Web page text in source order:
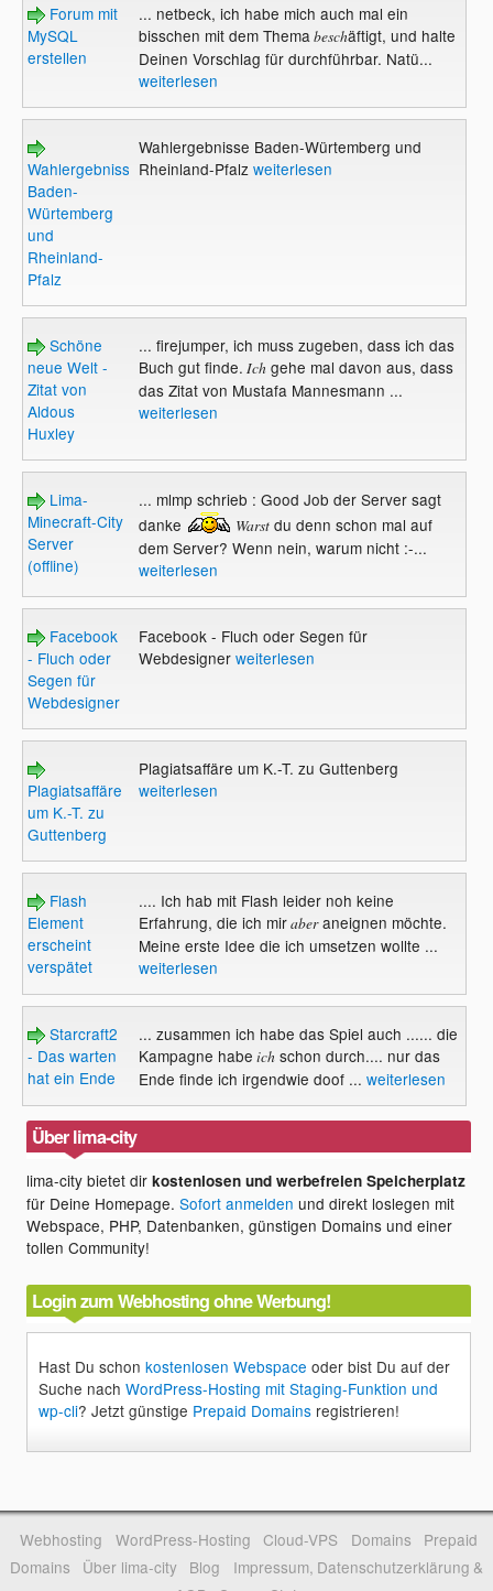
Forum mit
MySQL
erstellen
... netbeck, ich habe mich auch mal ein
bisschen mit dem Thema beschäftigt, und halte
Deinen Vorschlag für durchführbar. Natü...
weiterlesen
Wahlergebnisse
Baden-
Würtemberg
und
Rheinland-
Pfalz
Wahlergebnisse Baden-Würtemberg und
Rheinland-Pfalz weiterlesen
Schöne
neue Welt -
Zitat von
Aldous
Huxley
... firejumper, ich muss zugeben, dass ich das
Buch gut finde. Ichgehe mal davon aus, dass
das Zitat von Mustafa Mannesmann ...
weiterlesen
Lima-
Minecraft-City
Server
(offline)
... mlmp schrieb : Good Job der Server sagt
danke
Warstdu denn schon mal auf
dem Server? Wenn nein, warum nicht :-...
weiterlesen
Facebook
- Fluch oder
Segen für
Webdesigner
Facebook - Fluch oder Segen für
Webdesigner weiterlesen
Plagiatsaffäre
um K.-T. zu
Guttenberg
Plagiatsaffäre um K.-T. zu Guttenberg
weiterlesen
Flash
Element
erscheint
verspätet
.... Ich hab mit Flash leider noh keine
Erfahrung, die ich miraberaneignen möchte.
Meine erste Idee die ich umsetzen wollte ...
weiterlesen
Starcraft2
- Das warten
hat ein Ende
... zusammen ich habe das Spiel auch ...... die
Kampagne habe ichschon durch.... nur das
Ende finde ich irgendwie doof ... weiterlesen
Über lima-city
lima-city bietet dirkostenlosen und werbefreien Speicherplatz
für Deine Homepage.Sofort anmelden und direkt loslegen mit
Webspace, PHP, Datenbanken, günstigen Domains und einer
tollen Community!
Login zum Webhosting ohne Werbung!
Hast Du schonkostenlosen Webspace oder bist Du auf der
Suche nachWordPress-Hosting mit Staging-Funktion und
wp-cli? Jetzt günstige Prepaid Domains registrieren!
Webhosting WordPress-Hosting Cloud-VPS Domains
Prepaid
Domains
Über lima-city Blog
Impressum, Datenschutzerklärung &